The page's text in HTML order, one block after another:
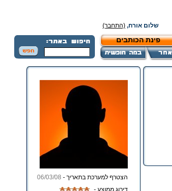
שלום אורח, (התחבר)
פינת הכותבים
הצטרף למערכת בתאריך - 06/03/08
דירוג ממוצע -